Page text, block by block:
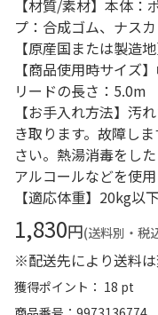
【材質/素材】本体：
プ：合成ゴム、ナス
【原産国または製造
【商品使用時サイ
リードの長さ：5.0m
【お手入れ方法】汚
き取ります。故障し
さい。熱湯消毒をし
アルコールなどを使
【適応体重】20kg以下
1,830円(送料別・税
※配送先により送料は
獲得ポイント： 18 pt